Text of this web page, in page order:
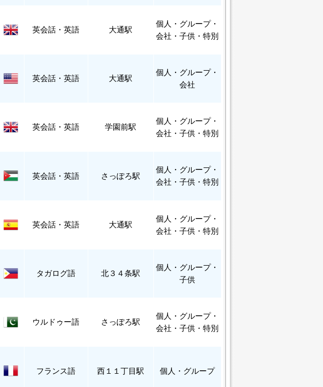
英会話・英語 大通駅
個人
・グループ・
会社・子供・特別
英会話・英語 大通駅
個人
・グループ・
会社
英会話・英語 学園前駅
個人
・グループ・
会社・子供・特別
英会話・英語 さっぽろ駅
個人
・グループ・
会社・子供・特別
英会話・英語 大通駅
個人
・グループ・
会社・子供・特別
タガログ語 北３４条駅
個人
・グループ・
子供
ウルドゥー語 さっぽろ駅
個人
・グループ・
会社・子供・特別
フランス語 西１１丁目駅 個人 ・グループ